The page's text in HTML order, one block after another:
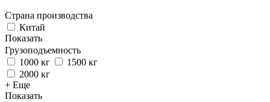
Страна производства
Китай
Показать
Грузоподъемность
1000 кг
1500 кг
2000 кг
+ Еще
Показать